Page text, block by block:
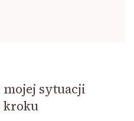
sytuacji
kroku